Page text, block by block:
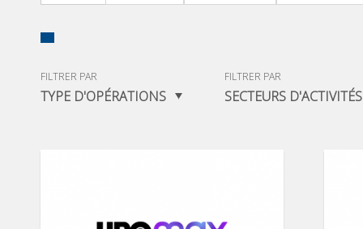
FILTRER PAR
TYPE D'OPÉRATIONS
FILTRER PAR
SECTEURS D'ACTIVITÉS